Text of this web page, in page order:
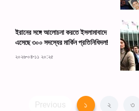
ইরানের সঙ্গে আলোচনা করতে ইসলামাবাদে
এসেছে ৩০০ সদস্যের মার্কিন প্রতিনিধিদল!
২০২৬-০৪-১১ ২০:২৫
Previous ১ ২ ৩